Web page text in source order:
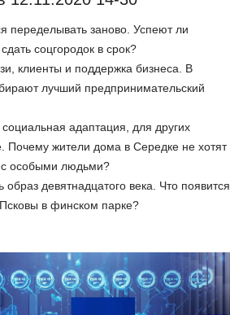
переделывать заново. Успеют ли
соцгородок в срок?
клиенты и поддержка бизнеса. В
лучший предпринимательский
адаптация, для других
Почему жители дома в Середке не хотят
с особыми людьми?
образ девятнадцатого века. Что появится
в финском парке?